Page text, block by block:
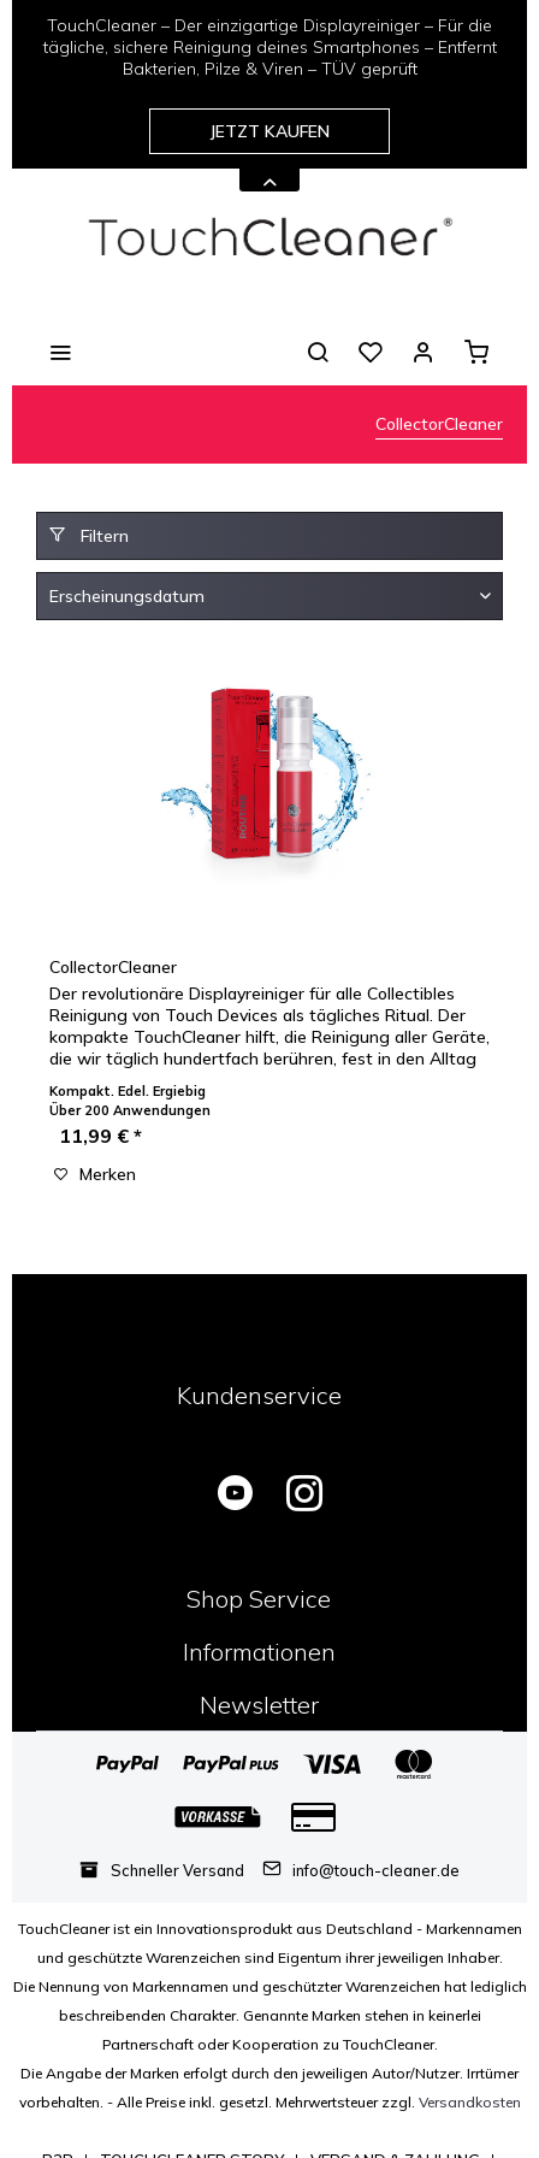
TouchCleaner – Der einzigartige Displayreiniger – Für die
tägliche, sichere Reinigung deines Smartphones – Entfernt
Bakterien, Pilze & Viren – TÜV geprüft
JETZT KAUFEN
CollectorCleaner
Filtern
CollectorCleaner
Der revolutionäre Displayreiniger für alle Collectibles
Reinigung von Touch Devices als tägliches Ritual. Der
kompakte TouchCleaner hilft, die Reinigung aller Geräte,
die wir täglich hundertfach berühren, fest in den Alltag
Kompakt. Edel. Ergiebig
Über 200 Anwendungen
11,99 € *
Merken
Kundenservice
Shop Service
Informationen
Newsletter
Schneller Versand info@touch-cleaner.de
TouchCleaner ist ein Innovationsprodukt aus Deutschland - Markennamen
und geschützte Warenzeichen sind Eigentum ihrer jeweiligen Inhaber.
Die Nennung von Markennamen und geschützter Warenzeichen hat lediglich
beschreibenden Charakter. Genannte Marken stehen in keinerlei
Partnerschaft oder Kooperation zu TouchCleaner.
Die Angabe der Marken erfolgt durch den jeweiligen Autor/Nutzer. Irrtümer
vorbehalten. - Alle Preise inkl. gesetzl. Mehrwertsteuer zzgl. Versandkosten